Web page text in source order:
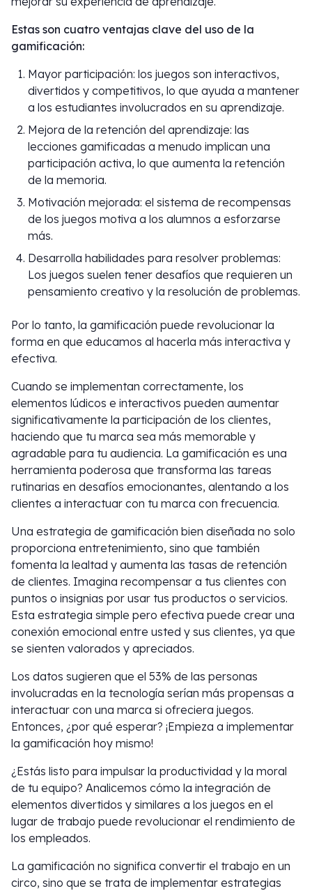
Estas son cuatro ventajas clave del uso de la
gamificación:
Mayor participación: los juegos son interactivos,
divertidos y competitivos, lo que ayuda a mantener
a los estudiantes involucrados en su aprendizaje.
Mejora de la retención del aprendizaje: las
lecciones gamificadas a menudo implican una
participación activa, lo que aumenta la retención
de la memoria.
Motivación mejorada: el sistema de recompensas
de los juegos motiva a los alumnos a esforzarse
más.
Desarrolla habilidades para resolver problemas:
Los juegos suelen tener desafíos que requieren un
pensamiento creativo y la resolución de problemas.
Por lo tanto, la gamificación puede revolucionar la
forma en que educamos al hacerla más interactiva y
efectiva.
Cuando se implementan correctamente, los
elementos lúdicos e interactivos pueden aumentar
significativamente la participación de los clientes,
haciendo que tu marca sea más memorable y
agradable para tu audiencia. La gamificación es una
herramienta poderosa que transforma las tareas
rutinarias en desafíos emocionantes, alentando a los
clientes a interactuar con tu marca con frecuencia.
Una estrategia de gamificación bien diseñada no solo
proporciona entretenimiento, sino que también
fomenta la lealtad y aumenta las tasas de retención
de clientes. Imagina recompensar a tus clientes con
puntos o insignias por usar tus productos o servicios.
Esta estrategia simple pero efectiva puede crear una
conexión emocional entre usted y sus clientes, ya que
se sienten valorados y apreciados.
Los datos sugieren que el 53% de las personas
involucradas en la tecnología serían más propensas a
interactuar con una marca si ofreciera juegos.
Entonces, ¿por qué esperar? ¡Empieza a implementar
la gamificación hoy mismo!
¿Estás listo para impulsar la productividad y la moral
de tu equipo? Analicemos cómo la integración de
elementos divertidos y similares a los juegos en el
lugar de trabajo puede revolucionar el rendimiento de
los empleados.
La gamificación no significa convertir el trabajo en un
circo, sino que se trata de implementar estrategias